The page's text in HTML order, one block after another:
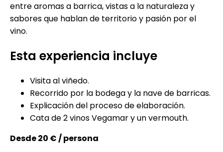
entre aromas a barrica, vistas a la naturaleza y
sabores que hablan de territorio y pasión por el
vino.
Esta experiencia incluye
Visita al viñedo.
Recorrido por la bodega y la nave de barricas.
Explicación del proceso de elaboración.
Cata de 2 vinos Vegamar y un vermouth.
Desde 20 € / persona